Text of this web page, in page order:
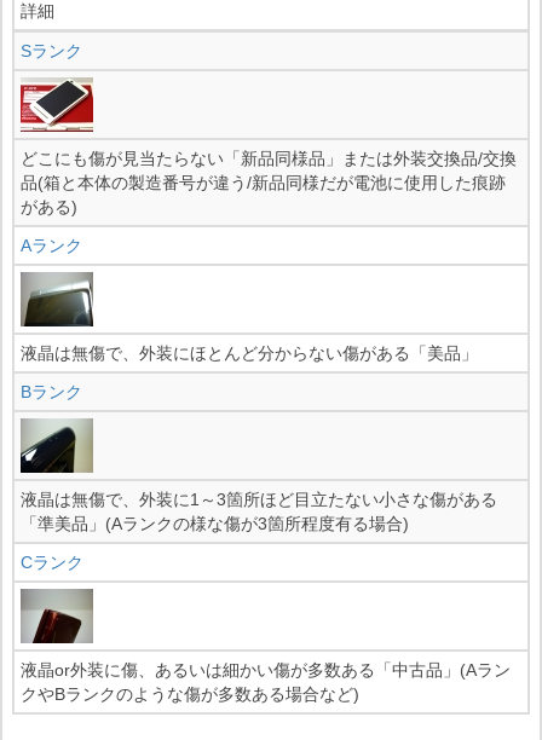
詳細
Sランク
どこにも傷が見当たらない「新品同様品」または外装交換品/交換
品(箱と本体の製造番号が違う/新品同様だが電池に使用した痕跡
がある)
Aランク
液晶は無傷で、外装にほとんど分からない傷がある「美品」
Bランク
液晶は無傷で、外装に1～3箇所ほど目立たない小さな傷がある
「準美品」(Aランクの様な傷が3箇所程度有る場合)
Cランク
液晶or外装に傷、あるいは細かい傷が多数ある「中古品」(Aラン
クやBランクのような傷が多数ある場合など)